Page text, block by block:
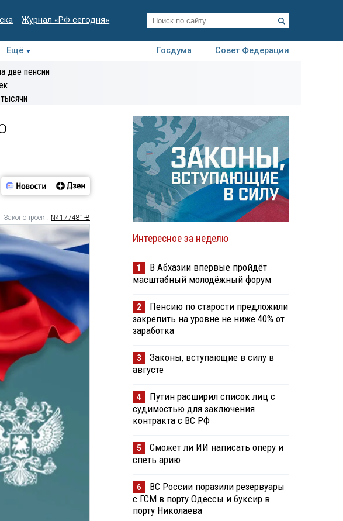
Журнал «РФ сегодня»
Ещё Госдума
Совет Федерации
Деловая
две пенсии
Законопроект: № 177481-8
Интересное за неделю
1
В Абхазии впервые пройдёт
масштабный молодёжный форум
2
Пенсию по старости предложили
закрепить на уровне не ниже 40% от
заработка
3
Законы, вступающие в силу в
августе
4
Путин расширил список лиц с
судимостью для заключения
контракта с ВС РФ
5
Сможет ли ИИ написать оперу и
спеть арию
6
ВС России поразили резервуары
с ГСМ в порту Одессы и буксир в
порту Николаева